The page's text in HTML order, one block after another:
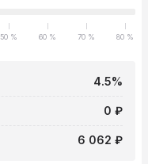
50 % 60 % 70 % 80 %
4.5%
0 ₽
6 062 ₽